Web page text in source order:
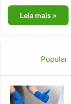
Leia mais »
Popular